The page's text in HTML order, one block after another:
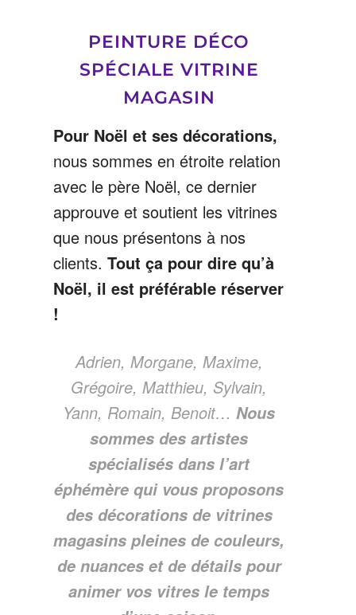
PEINTURE DÉCO
SPÉCIALE VITRINE
MAGASIN
Pour Noël et ses décorations,
nous sommes en étroite relation
avec le père Noël, ce dernier
approuve et soutient les vitrines
que nous présentons à nos
clients. Tout ça pour dire qu’à
Noël, il est préférable réserver
!
Adrien, Morgane, Maxime,
Grégoire, Matthieu, Sylvain,
Yann, Romain, Benoit… Nous
sommes des artistes
spécialisés dans l’art
éphémère qui vous proposons
des décorations de vitrines
magasins pleines de couleurs,
de nuances et de détails pour
animer vos vitres le temps